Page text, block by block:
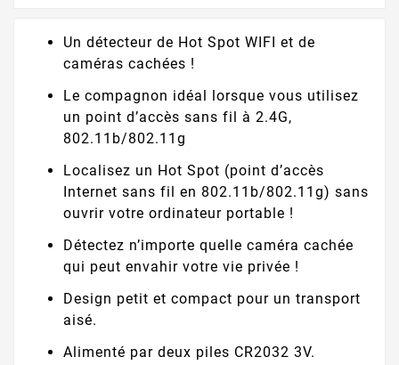
Un détecteur de Hot Spot WIFI et de
caméras cachées !
Le compagnon idéal lorsque vous utilisez
un point d’accès sans fil à 2.4G,
802.11b/802.11g
Localisez un Hot Spot (point d’accès
Internet sans fil en 802.11b/802.11g) sans
ouvrir votre ordinateur portable !
Détectez n’importe quelle caméra cachée
qui peut envahir votre vie privée !
Design petit et compact pour un transport
aisé.
Alimenté par deux piles CR2032 3V.